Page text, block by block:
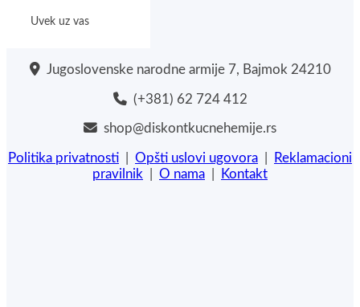
Uvek uz vas
Jugoslovenske narodne armije 7, Bajmok 24210
(+381) 62 724 412
shop@diskontkucnehemije.rs
Politika privatnosti Opšti uslovi ugovora
Reklamacioni
pravilnik
O nama Kontakt